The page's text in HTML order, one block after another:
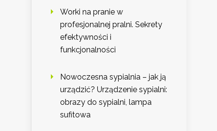
Worki na pranie w
profesjonalnej pralni. Sekrety
efektywności i
funkcjonalności
Nowoczesna sypialnia – jak ją
urządzić? Urządzenie sypialni:
obrazy do sypialni, lampa
sufitowa